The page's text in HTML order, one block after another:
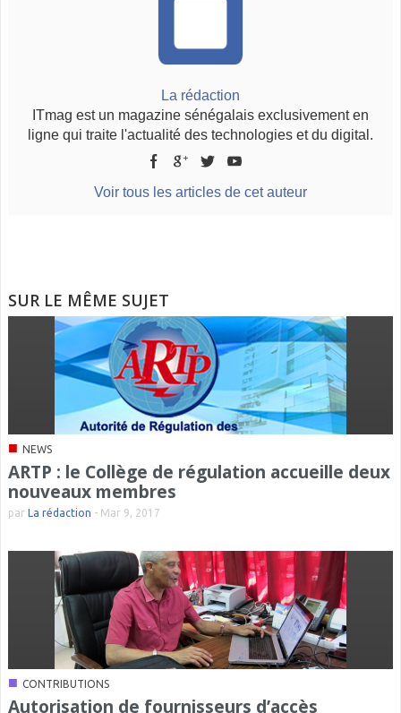
La rédaction
ITmag est un magazine sénégalais exclusivement en
ligne qui traite l'actualité des technologies et du digital.
Voir tous les articles de cet auteur
SUR LE MÊME SUJET
■ NEWS
ARTP : le Collège de régulation accueille deux
nouveaux membres
par La rédaction - Mar 9, 2017
■ CONTRIBUTIONS
Autorisation de fournisseurs d’accès